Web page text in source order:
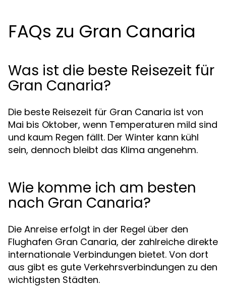
FAQs zu Gran Canaria
Was ist die beste Reisezeit für
Gran Canaria?
Die beste Reisezeit für Gran Canaria ist von
Mai bis Oktober, wenn Temperaturen mild sind
und kaum Regen fällt. Der Winter kann kühl
sein, dennoch bleibt das Klima angenehm.
Wie komme ich am besten
nach Gran Canaria?
Die Anreise erfolgt in der Regel über den
Flughafen Gran Canaria, der zahlreiche direkte
internationale Verbindungen bietet. Von dort
aus gibt es gute Verkehrsverbindungen zu den
wichtigsten Städten.